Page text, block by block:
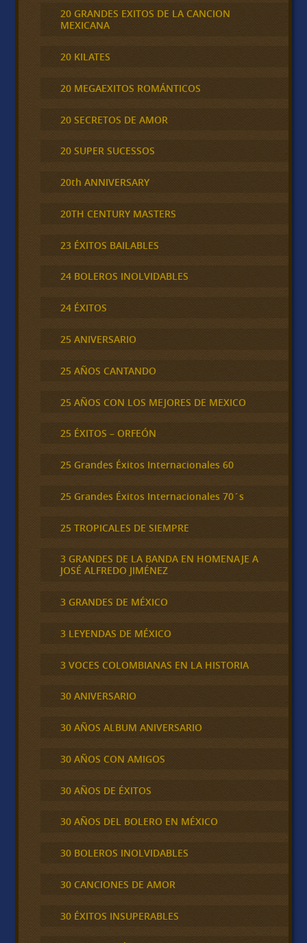
20 GRANDES EXITOS DE LA CANCION
MEXICANA
20 KILATES
20 MEGAEXITOS ROMÁNTICOS
20 SECRETOS DE AMOR
20 SUPER SUCESSOS
20th ANNIVERSARY
20TH CENTURY MASTERS
23 ÉXITOS BAILABLES
24 BOLEROS INOLVIDABLES
24 ÉXITOS
25 ANIVERSARIO
25 AÑOS CANTANDO
25 AÑOS CON LOS MEJORES DE MEXICO
25 ÉXITOS – ORFEÓN
25 Grandes Éxitos Internacionales 60
25 Grandes Éxitos Internacionales 70´s
25 TROPICALES DE SIEMPRE
3 GRANDES DE LA BANDA EN HOMENAJE A
JOSÉ ALFREDO JIMÉNEZ
3 GRANDES DE MÉXICO
3 LEYENDAS DE MÉXICO
3 VOCES COLOMBIANAS EN LA HISTORIA
30 ANIVERSARIO
30 AÑOS ALBUM ANIVERSARIO
30 AÑOS CON AMIGOS
30 AÑOS DE ÉXITOS
30 AÑOS DEL BOLERO EN MÉXICO
30 BOLEROS INOLVIDABLES
30 CANCIONES DE AMOR
30 ÉXITOS INSUPERABLES